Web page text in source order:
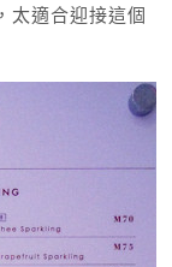
太適合迎接這個